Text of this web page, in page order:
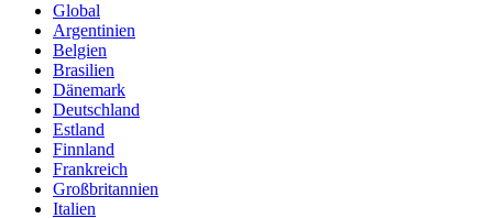
Global
Argentinien
Belgien
Brasilien
Dänemark
Deutschland
Estland
Finnland
Frankreich
Großbritannien
Italien